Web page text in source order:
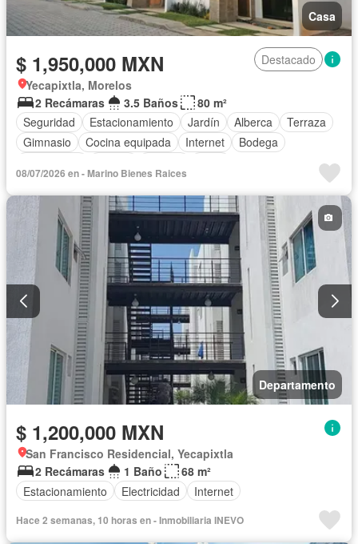
Casa
$ 1,950,000 MXN
Destacado
Yecapixtla, Morelos
2 Recámaras
3.5 Baños
80 m²
Seguridad
Estacionamiento Jardín Alberca
Terraza
Gimnasio
Cocina equipada Internet
Bodega
08/07/2026 en - Marino Bienes Raices
Departamento
$ 1,200,000 MXN
San Francisco Residencial, Yecapixtla
2 Recámaras
1 Baño
68 m²
Estacionamiento
Electricidad Internet
Hace 2 semanas, 10 horas en - Inmobiliaria INEVO